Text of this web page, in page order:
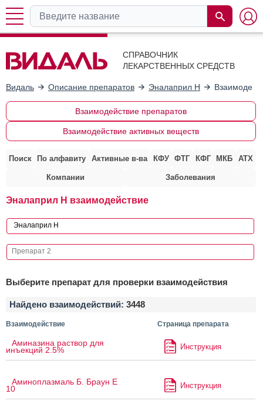
СПРАВОЧНИК
ЛЕКАРСТВЕННЫХ СРЕДСТВ
Видаль Описание препаратов Эналаприл Н
Взаимодействие препаратов
Взаимодействие активных веществ
Поиск По алфавиту Активные в-ва КФУ ФТГ КФГ МКБ АТХ
Компании Заболевания
Эналаприл Н взаимодействие
Выберите препарат для проверки взаимодействия
Найдено взаимодействий: 3448
Взаимодействие Страница препарата
Аминазина раствор для
инъекций 2.5% Инструкция
Аминоплазмаль Б. Браун Е
10 Инструкция